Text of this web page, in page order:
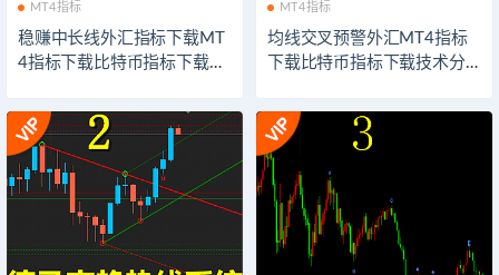
MT4指标
稳赚中长线外汇指标下载MT
4指标下载比特币指标下载技
太坊外汇指示器下载
MT4指标
均线交叉预警外汇MT4指标
下载比特币指标下载技术分
外汇指示器下载